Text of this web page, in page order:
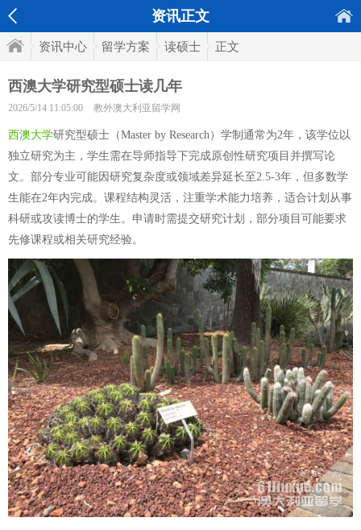
资讯正文
资讯中心 留学方案 读硕士 正文
西澳大学研究型硕士读几年
2026/5/14 11:05:00 教外澳大利亚留学网
西澳大学研究型硕士（Master by Research）学制通常为2年，该学位以
独立研究为主，学生需在导师指导下完成原创性研究项目并撰写论
文。部分专业可能因研究复杂度或领域差异延长至2.5-3年，但多数学
生能在2年内完成。课程结构灵活，注重学术能力培养，适合计划从事
科研或攻读博士的学生。申请时需提交研究计划，部分项目可能要求
先修课程或相关研究经验。